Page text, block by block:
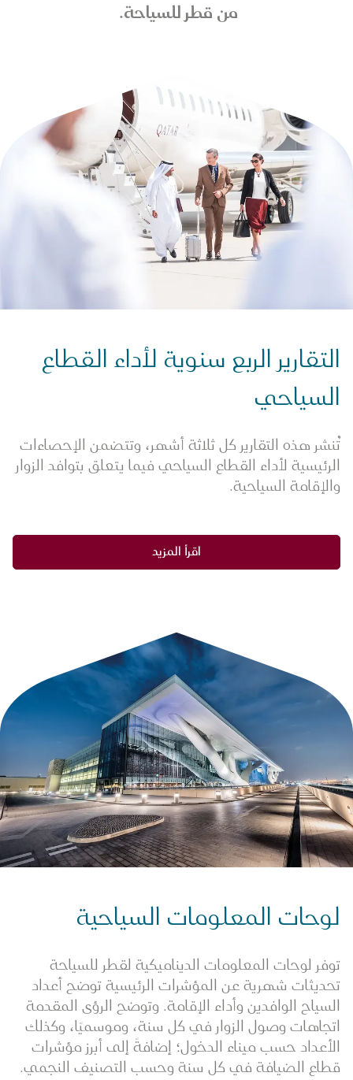
من قطر للسياحة.
التقارير الربع سنوية لأداء القطاع
السياحي
تُنشر هذه التقارير كل ثلاثة أشهر، وتتضمن الإحصاءات
الرئيسية لأداء القطاع السياحي فيما يتعلق بتوافد الزوار
والإقامة السياحية.
اقرأ المزيد
لوحات المعلومات السياحية
توفر لوحات المعلومات الديناميكية لقطر للسياحة
تحديثات شهرية عن المؤشرات الرئيسية توضح أعداد
السياح الوافدين وأداء الإقامة. وتوضح الرؤى المقدمة
اتجاهات وصول الزوار في كل سنة، وموسميًا، وكذلك
الأعداد حسب ميناء الدخول؛ إضافةً إلى أبرز مؤشرات
قطاع الضيافة في كل سنة وحسب التصنيف النجمي.